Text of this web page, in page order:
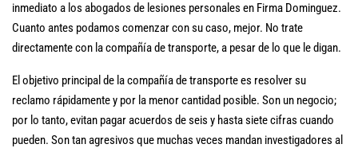
inmediato a los abogados de lesiones personales en Firma Dominguez.
Cuanto antes podamos comenzar con su caso, mejor. No trate
directamente con la compañía de transporte, a pesar de lo que le digan.
El objetivo principal de la compañía de transporte es resolver su
reclamo rápidamente y por la menor cantidad posible. Son un negocio;
por lo tanto, evitan pagar acuerdos de seis y hasta siete cifras cuando
pueden. Son tan agresivos que muchas veces mandan investigadores al